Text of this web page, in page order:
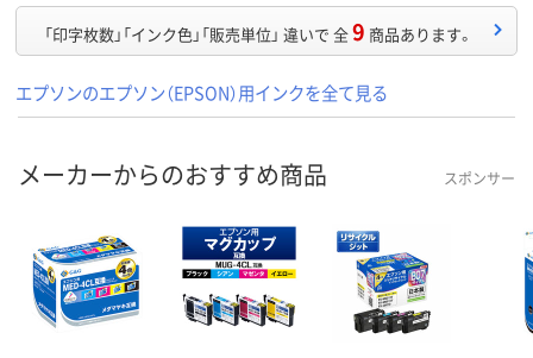
「印字枚数」「インク色」「販売単位」 違いで 全9 商品あります。
エプソンのエプソン（EPSON）用インクを全て見る
メーカーからのおすすめ商品 スポンサー